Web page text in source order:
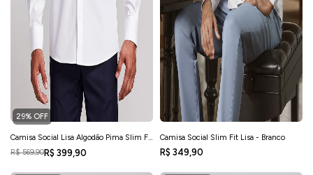
29% OFF
Camisa Social Lisa Algodão Pima Slim Fit
R$ 569,90R$ 399,90
Camisa Social Slim Fit Lisa - Branco
R$ 349,90